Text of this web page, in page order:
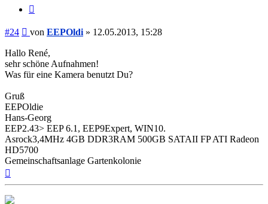
#24 Beitrag
von EEPOldi » 12.05.2013, 15:28
Hallo René,
sehr schöne Aufnahmen!
Was für eine Kamera benutzt Du?
Gruß
EEPOldie
Hans-Georg
EEP2.43> EEP 6.1, EEP9Expert, WIN10.
Asrock3,4MHz 4GB DDR3RAM 500GB SATAII FP ATI Radeon
HD5700
Gemeinschaftsanlage Gartenkolonie